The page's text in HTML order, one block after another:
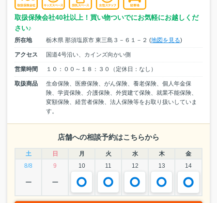
取扱保険会社40社以上！買い物ついでにお気軽にお越しくだ
さい♪
所在地 栃木県 那須塩原市 東三島３－６１－２ (地図を見る)
アクセス 国道4号沿い、カインズ向かい側
営業時間 １０：００～１８：３０（定休日：なし）
取扱商品
生命保険、医療保険、がん保険、養老保険、個人年金保
険、学資保険、介護保険、外貨建て保険、就業不能保険、
変額保険、経営者保険、法人保険等をお取り扱いしていま
す。
店舗への相談予約はこちらから
土 日 月 火 水 木
金
8/8
9 10 11 12 13 14
ー ー